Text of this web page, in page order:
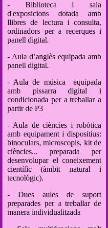
- Biblioteca i sala
d'exposicions dotada amb
llibres de lectura i consulta,
ordinadors per a recerques i
panell digital.
- Aula d’anglès equipada amb
panell digital.
- Aula de música equipada
amb pissarra digital i
condicionada per a treballar a
partir de P3
- Aula de ciències i robòtica
amb equipament i dispositius:
binoculars, microscopis, kit de
ciències... preparada per
desenvolupar el coneixement
científic (àmbit natural i
tecnològic).
- Dues aules de suport
preparades per a treballar de
manera individualitzada